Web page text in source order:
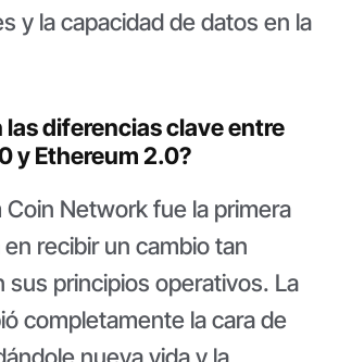
y la capacidad de datos en la
las diferencias clave entre
y Ethereum 2.0?
Coin Network fue la primera
recibir un cambio tan
sus principios operativos. La
completamente la cara de